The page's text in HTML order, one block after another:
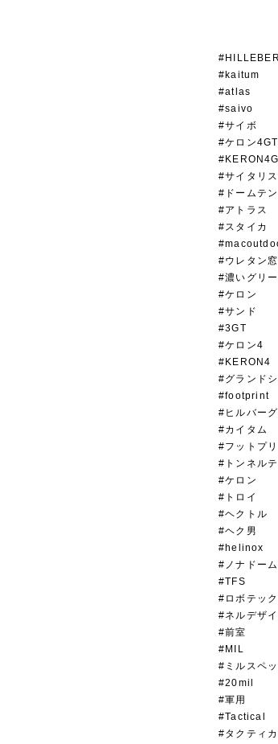
#kaitum
#atlas
#saivo
#サイボ
#ケロン4GT
#サイタリス
#ドームテン
#アトラス
#スタイカ
#ウレタン窓
#濃いグリ
#ケロン
#サンド
#3GT
#ケロン4
#KERON4
#グランドシ
#footprint
#ヒルバーグ
#カイタム
#フットプリ
#トンネルテ
#ケロン
#トロイ
#ヘクトル
#ヘク男
#helinox
#ノナドーム
#TFS
#ロボテック
#ネルデザ
#前室
#MIL
#ミルスペッ
#20mil
#軍用
#Tactical
#タクティ